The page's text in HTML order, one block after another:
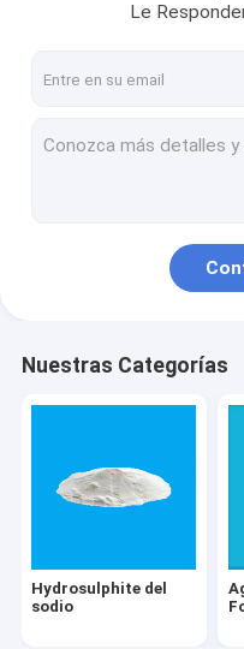
Tintes del azufre
Aditivos alimenticios
Tintes de la dispersión
tintes de cuba
Le
Nuestras Categorías
Hydrosulphite del
sodio